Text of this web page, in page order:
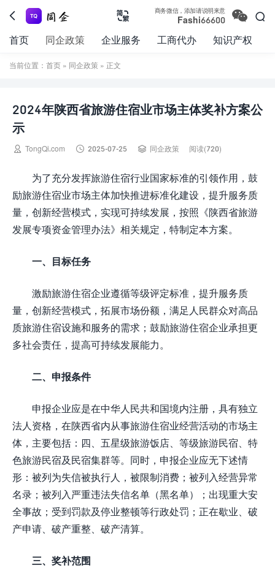
 
商务微信，添加请说明来意
Fashi66600 

首页 同企政策 企业服务 工商代办 知识产权
当前位置： 首页 » 同企政策 » 正文
2024年陕西省旅游住宿业市场主体奖补方案公
示
 TongQi.com  2025-07-25  同企政策 阅读(720)
为了充分发挥旅游住宿行业国家标准的引领作用，鼓
励旅游住宿业市场主体加快推进标准化建设，提升服务质
量，创新经营模式，实现可持续发展，按照《陕西省旅游
发展专项资金管理办法》相关规定，特制定本方案。
一、目标任务
激励旅游住宿企业遵循等级评定标准，提升服务质
量，创新经营模式，拓展市场份额，满足人民群众对高品
质旅游住宿设施和服务的需求；鼓励旅游住宿企业承担更
多社会责任，提高可持续发展能力。
二、申报条件
申报企业应是在中华人民共和国境内注册，具有独立
法人资格，在陕西省内从事旅游住宿业经营活动的市场主
体，主要包括：四、五星级旅游饭店、等级旅游民宿、特
色旅游民宿及民宿集群等。同时，申报企业应无下述情
形：被列为失信被执行人，被限制消费；被列入经营异常
名录；被列入严重违法失信名单（黑名单）；出现重大安
全事故；受到罚款及停业整顿等行政处罚；正在歇业、破
产申请、破产重整、破产清算。
三、奖补范围